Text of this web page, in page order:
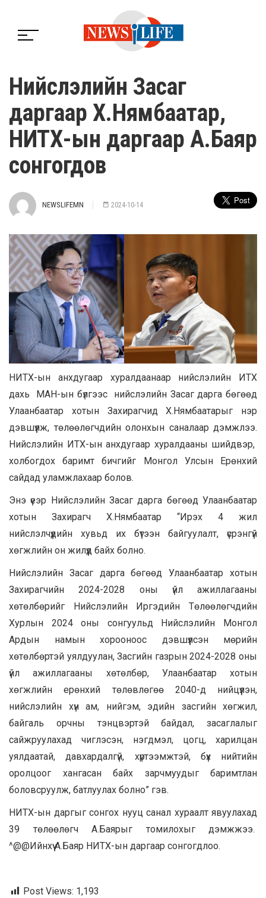
Нийслэлийн Засаг
даргаар Х.Нямбаатар,
НИТХ-ын даргаар А.Баяр
сонгогдов
NEWSLIFEMN 2024-10-14
НИТХ-ын анхдугаар хуралдаанаар нийслэлийн ИТХ
дахь МАН-ын бүлгээс нийслэлийн Засаг дарга бөгөөд
Улаанбаатар хотын Захирагчид Х.Нямбаатарыг нэр
дэвшүүлж, төлөөлөгчдийн олонхын саналаар дэмжлээ.
Нийслэлийн ИТХ-ын анхдугаар хуралдааны шийдвэр,
холбогдох баримт бичгийг Монгол Улсын Ерөнхий
сайдад уламжлахаар болов.
Энэ үеэр Нийслэлийн Засаг дарга бөгөөд Улаанбаатар
хотын Захирагч Х.Нямбаатар “Ирэх 4 жил
нийслэлчүүдийн хувьд их бүтээн байгуулалт, үсрэнгүй
хөгжлийн он жилүүд байх болно.
Нийслэлийн Засаг дарга бөгөөд Улаанбаатар хотын
Захирагчийн 2024-2028 оны үйл ажиллагааны
хөтөлбөрийг Нийслэлийн Иргэдийн Төлөөлөгчдийн
Хурлын 2024 оны сонгуульд Нийслэлийн Монгол
Ардын намын хорооноос дэвшүүлсэн мөрийн
хөтөлбөртэй уялдуулан, Засгийн газрын 2024-2028 оны
үйл ажиллагааны хөтөлбөр, Улаанбаатар хотын
хөгжлийн ерөнхий төлөвлөгөө 2040-д нийцүүлэн,
нийслэлийн хүн ам, нийгэм, эдийн засгийн хөгжил,
байгаль орчны тэнцвэртэй байдал, засаглалыг
сайжруулахад чиглэсэн, нэгдмэл, цогц, харилцан
уялдаатай, давхардалгүй, хүртээмжтэй, бүх нийтийн
оролцоог хангасан байх зарчмуудыг баримтлан
боловсруулж, батлуулах болно” гэв.
НИТХ-ын даргыг сонгох нууц санал хураалт явуулахад
39 төлөөлөгч А.Баярыг томилохыг дэмжжээ.
^@@Ийнхүү А.Баяр НИТХ-ын даргаар сонгогдлоо.
Post Views: 1,193